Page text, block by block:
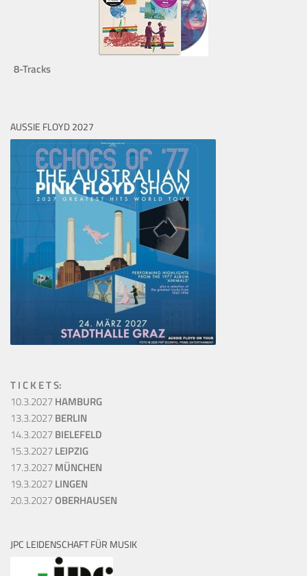
8-Tracks
AUSSIE FLOYD 2027
T I C K E T S:
10.3.2027HAMBURG
13.3.2027BERLIN
14.3.2027BIELEFELD
15.3.2027LEIPZIG
17.3.2027MÜNCHEN
19.3.2027LINGEN
20.3.2027OBERHAUSEN
JPC LEIDENSCHAFT FÜR MUSIK